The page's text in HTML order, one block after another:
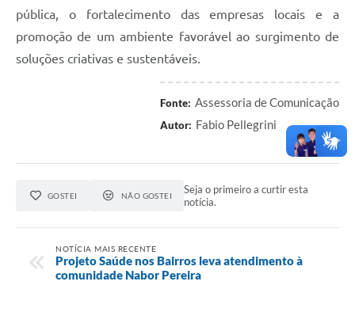
pública, o fortalecimento das empresas locais e a
promoção de um ambiente favorável ao surgimento de
soluções criativas e sustentáveis.
Fonte: Assessoria de Comunicação
Autor: Fabio Pellegrini
GOSTEI NÃO GOSTEI
Seja o primeiro a curtir esta
notícia.
NOTÍCIA MAIS RECENTE
Projeto Saúde nos Bairros leva atendimento à
comunidade Nabor Pereira